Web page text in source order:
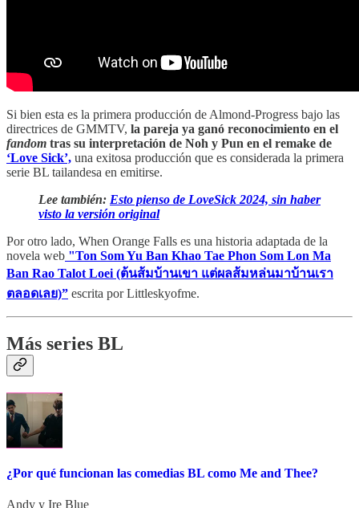
Si bien esta es la primera producción de Almond-Progress bajo las
directrices de GMMTV, la pareja ya ganó reconocimiento en el
fandom tras su interpretación de Noh y Pun en el remake de
‘Love Sick’, una exitosa producción que es considerada la primera
serie BL tailandesa en emitirse.
Lee también: Esto pienso de LoveSick 2024, sin haber
visto la versión original
Por otro lado, When Orange Falls es una historia adaptada de la
novela web "Ton Som Yu Ban Khao Tae Phon Som Lon Ma
Ban Rao Talot Loei (ต้นส้มบ้านเขา แต่ผลส้มหล่นมาบ้านเรา
ตลอดเลย)” escrita por Littleskyofme.
Más series BL
¿Por qué funcionan las comedias BL como Me and Thee?
Andy y Ire Blue